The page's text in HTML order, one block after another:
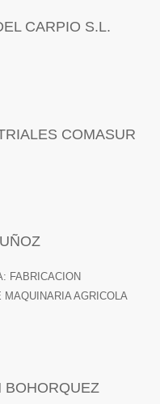
CARPIO S.L.
COMASUR
FABRICACION
AGRICOLA
BOHORQUEZ